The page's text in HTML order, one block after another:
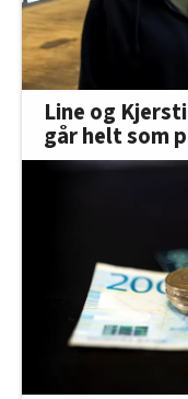
Line og
går helt som